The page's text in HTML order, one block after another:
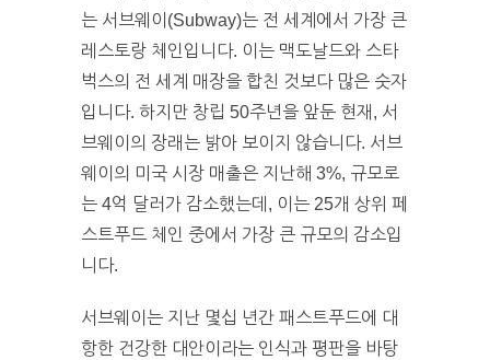
는 서브웨이(Subway)는 전 세계에서 가장 큰
레스토랑 체인입니다. 이는 맥도날드와 스타
벅스의 전 세계 매장을 합친 것보다 많은 숫자
입니다. 하지만 창립 50주년을 앞둔 현재, 서
브웨이의 장래는 밝아 보이지 않습니다. 서브
웨이의 미국 시장 매출은 지난해 3%, 규모로
는 4억 달러가 감소했는데, 이는 25개 상위 페
스트푸드 체인 중에서 가장 큰 규모의 감소입
니다.
서브웨이는 지난 몇십 년간 패스트푸드에 대
항한 건강한 대안이라는 인식과 평판을 바탕